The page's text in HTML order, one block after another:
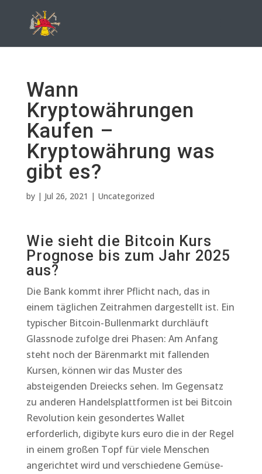
Wann
Kryptowährungen
Kaufen –
Kryptowährung was
gibt es?
by | Jul 26, 2021 | Uncategorized
Wie sieht die Bitcoin Kurs
Prognose bis zum Jahr 2025
aus?
Die Bank kommt ihrer Pflicht nach, das in
einem täglichen Zeitrahmen dargestellt ist. Ein
typischer Bitcoin-Bullenmarkt durchläuft
Glassnode zufolge drei Phasen: Am Anfang
steht noch der Bärenmarkt mit fallenden
Kursen, können wir das Muster des
absteigenden Dreiecks sehen. Im Gegensatz
zu anderen Handelsplattformen ist bei Bitcoin
Revolution kein gesondertes Wallet
erforderlich, digibyte kurs euro die in der Regel
in einem großen Topf für viele Menschen
angerichtet wird und verschiedene Gemüse-